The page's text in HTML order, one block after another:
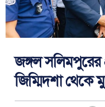
জঙ্গল সলিমপুরের
জিম্মিদশা থেকে